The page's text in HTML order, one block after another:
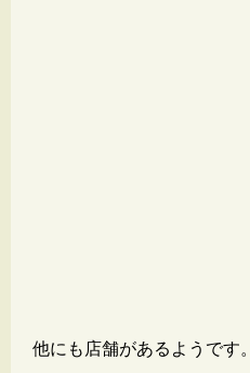
他にも店舗があるようです。